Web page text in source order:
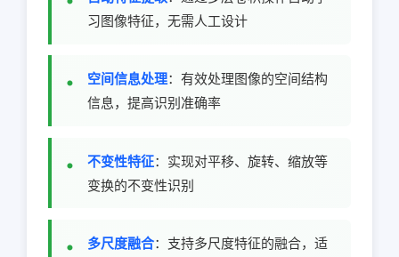
习图像特征，无需人工设计
空间信息处理：有效处理图像的空间结构
信息，提高识别准确率
不变性特征：实现对平移、旋转、缩放等
变换的不变性识别
多尺度融合：支持多尺度特征的融合，适